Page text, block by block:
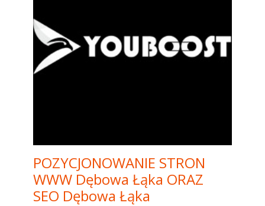
POZYCJONOWANIE STRON
WWW Dębowa Łąka ORAZ
SEO Dębowa Łąka